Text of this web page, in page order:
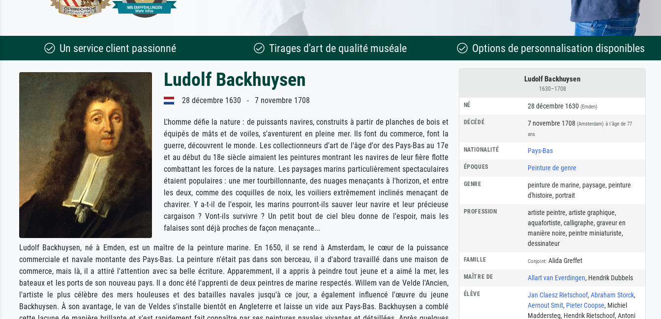
Un service client passionné Tirages d'art de qualité muséale Options de personnalisation disponibles
Ludolf Backhuysen
1630–1708
NÉ 28 décembre 1630 (Emden)
DÉCÉDÉ 7 novembre 1708 (Amsterdam) à l'âge de 77
ans
NATIONALITÉ Pays-Bas
ÉPOQUES Peinture de genre
GENRE peinture de marine, paysage, peinture
d'histoire, portrait
PROFESSION artiste peintre, artiste graphique,
aquafortiste, calligraphe, graveur en
manière noire, peintre miniaturiste,
dessinateur
FAMILLE Conjoint: Alida Greffet
MAÎTRE DE Allart van Everdingen, Hendrik Dubbels
ÉLÈVE Jan Claesz Rietschoof, Abraham Storck,
Aernout Smit, Pieter Coopse, Michiel
Maddersteg, Hendrik Rietschoof, Antoni
Ludolf Backhuysen
28 décembre 1630 - 7 novembre 1708
L'homme défie la nature : de puissants navires, construits à partir de planches de bois et
équipés de mâts et de voiles, s'aventurent en pleine mer. Ils font du commerce, font la
guerre, découvrent le monde. Les collectionneurs d'art de l'âge d'or des Pays-Bas au 17e
et au début du 18e siècle aimaient les peintures montrant les navires de leur fière flotte
combattant les forces de la nature. Les paysages marins particulièrement spectaculaires
étaient populaires : une mer tourbillonnante, des nuages menaçants à l'horizon, et entre
les deux, comme des coquilles de noix, les voiliers extrêmement inclinés menaçant de
chavirer. Y a-t-il de l'espoir, les marins pourront-ils sauver leur navire et leur précieuse
cargaison ? Vont-ils survivre ? Un petit bout de ciel bleu donne de l'espoir, mais les
falaises sont déjà proches de façon menaçante...
Ludolf Backhuysen, né à Emden, est un maître de la peinture marine. En 1650, il se rend à Amsterdam, le cœur de la puissance
commerciale et navale montante des Pays-Bas. La peinture n'était pas dans son berceau, il a d'abord travaillé dans une maison de
commerce, mais là, il a attiré l'attention avec sa belle écriture. Apparemment, il a appris à peindre tout jeune et a aimé la mer, les
bateaux et les ports de son nouveau pays. Il a donc été l'apprenti de deux peintres de marine respectés. Willem van de Velde l'Ancien,
l'artiste le plus célèbre des mers houleuses et des batailles navales jusqu'à ce jour, a également influencé l'œuvre du jeune
Backhuysen. À son avantage, le van de Veldes s'installe bientôt en Angleterre et laisse un vide aux Pays-Bas. Backhuysen a comblé